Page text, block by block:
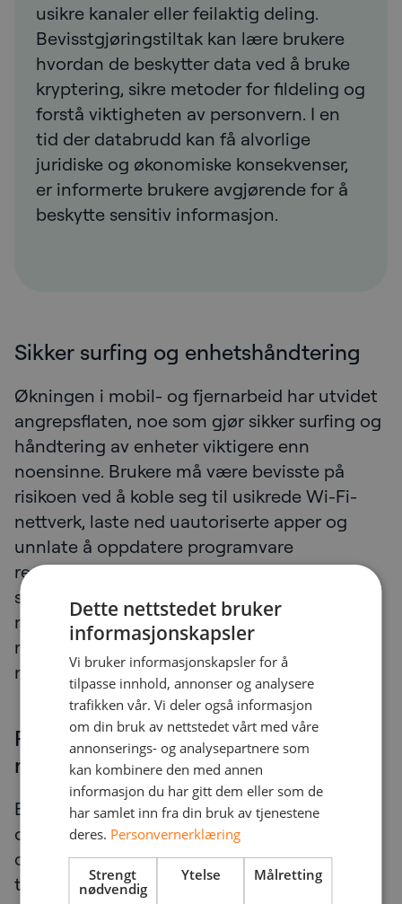
usikre kanaler eller feilaktig deling.
Bevisstgjøringstiltak kan lære brukere
hvordan de beskytter data ved å bruke
kryptering, sikre metoder for fildeling og
forstå viktigheten av personvern. I en
tid der databrudd kan få alvorlige
juridiske og økonomiske konsekvenser,
er informerte brukere avgjørende for å
beskytte sensitiv informasjon.
Sikker surfing og enhetshåndtering
Økningen i mobil- og fjernarbeid har utvidet
angrepsflaten, noe som gjør sikker surfing og
håndtering av enheter viktigere enn
noensinne. Brukere må være bevisste på
risikoen ved å koble seg til usikrede Wi-Fi-
nettverk, laste ned uautoriserte apper og
unnlate å oppdatere programvare
regelmessig. Opplæring i sikkerhetsrutiner,
som å holde programvare oppdatert, unngå
mistenkelige nettsteder og være forsiktig
med app-tillatelser, kan bidra til å forhindre
mange vanlige cybertrusler.
Rapportering av hendelser og
respons
Brukerbevissthet spiller en viktig rolle i både
oppdagelse og håndtering av
cybersikkerhetstrusler. Brukere som kjenner
tegnene på et potensielt sikkerhetsbrudd, er
Dette nettstedet bruker
informasjonskapsler
Vi bruker informasjonskapsler for å
tilpasse innhold, annonser og analysere
trafikken vår. Vi deler også informasjon
om din bruk av nettstedet vårt med våre
annonserings- og analysepartnere som
kan kombinere den med annen
informasjon du har gitt dem eller som de
har samlet inn fra din bruk av tjenestene
deres. Personvernerklæring
Strengt
nødvendig
Ytelse Målretting